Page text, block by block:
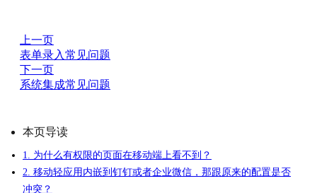
上一页
表单录入常见问题
下一页
系统集成常见问题
本页导读
1. 为什么有权限的页面在移动端上看不到？
2. 移动轻应用内嵌到钉钉或者企业微信，那跟原来的配置是否
冲突？